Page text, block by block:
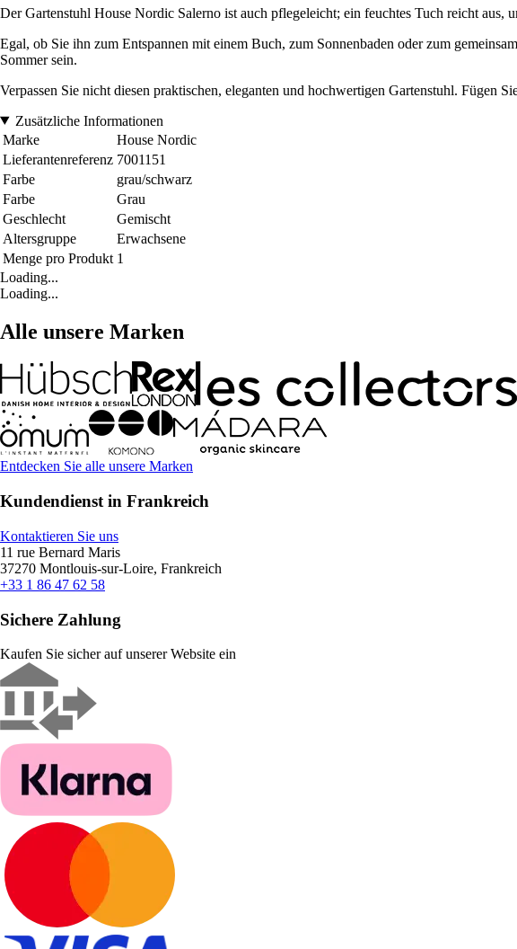
Der Gartenstuhl House Nordic Salerno ist auch pflegeleicht; ein feuchtes Tuch reicht aus,
Egal, ob Sie ihn zum Entspannen mit einem Buch, zum Sonnenbaden oder zum
Sommer sein.
Verpassen Sie nicht diesen praktischen, eleganten und hochwertigen Gartenstuhl.
Zusätzliche Informationen
Marke
House Nordic
Lieferantenreferenz 7001151
Farbe
grau/schwarz
Farbe
Grau
Geschlecht
Gemischt
Altersgruppe
Erwachsene
Menge pro Produkt 1
Loading...
Loading...
Alle unsere Marken
Entdecken Sie alle unsere Marken
Kundendienst in Frankreich
Kontaktieren Sie uns
11 rue Bernard Maris
37270 Montlouis-sur-Loire, Frankreich
+33 1 86 47 62 58
Sichere Zahlung
Kaufen Sie sicher auf unserer Website ein